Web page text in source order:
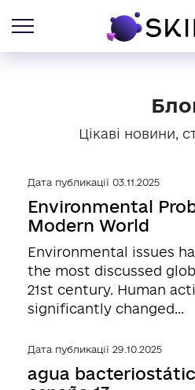
Цікаві новини,
Дата публикації 03.11.2025
Environmental
Modern World
Environmental issues
the most discussed
21st century. Human
significantly changed...
Дата публикації 29.10.2025
agua